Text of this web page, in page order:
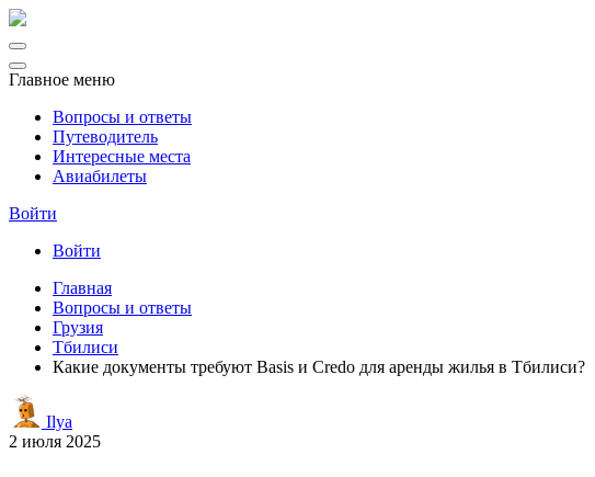
Главное меню
Вопросы и ответы
Путеводитель
Интересные места
Авиабилеты
Войти
Войти
Главная
Вопросы и ответы
Грузия
Тбилиси
Какие документы требуют Basis и Credo для аренды жилья в Тбилиси?
Ilya
2 июля 2025